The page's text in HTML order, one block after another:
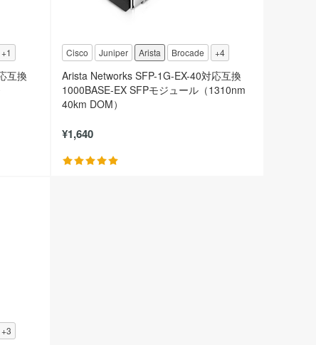
+1
互換
Cisco Juniper Arista Brocade +4
Arista Networks SFP-1G-EX-40対応互換
1000BASE-EX SFPモジュール（1310nm
40km DOM）
¥1,640
+3